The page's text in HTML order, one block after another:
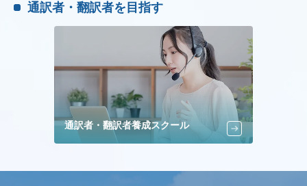
通訳者・翻訳者を目指す
通訳者・翻訳者養成スクール